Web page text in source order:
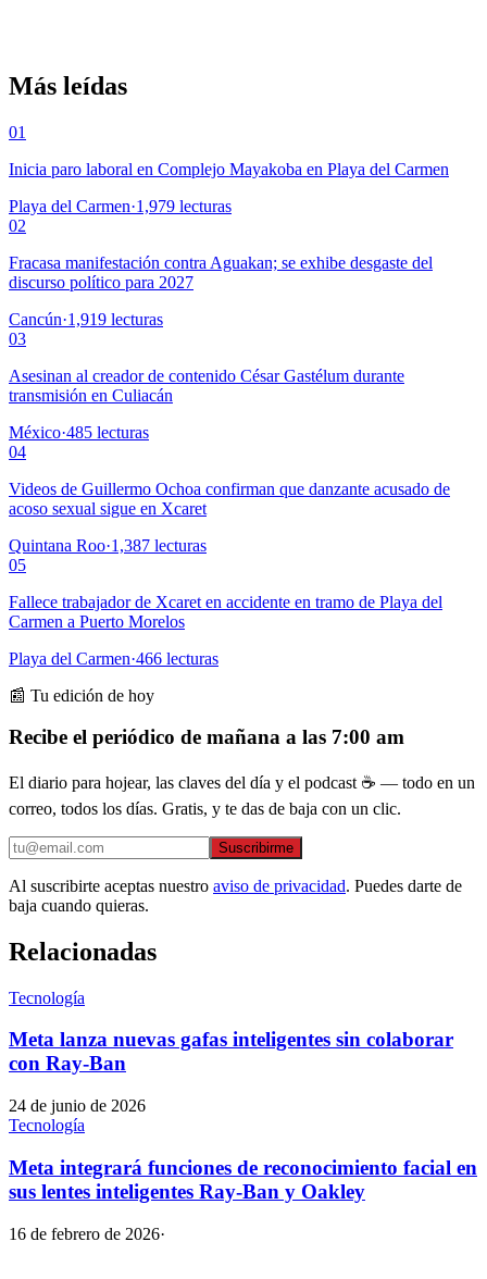
Más leídas
01
Inicia paro laboral en Complejo Mayakoba en Playa del Carmen
Playa del Carmen·1,979 lecturas
02
Fracasa manifestación contra Aguakan; se exhibe desgaste del
discurso político para 2027
Cancún·1,919 lecturas
03
Asesinan al creador de contenido César Gastélum durante
transmisión en Culiacán
México·485 lecturas
04
Videos de Guillermo Ochoa confirman que danzante acusado de
acoso sexual sigue en Xcaret
Quintana Roo·1,387 lecturas
05
Fallece trabajador de Xcaret en accidente en tramo de Playa del
Carmen a Puerto Morelos
Playa del Carmen·466 lecturas
📰 Tu edición de hoy
Recibe el periódico de mañana a las 7:00 am
El diario para hojear, las claves del día y el podcast ☕ — todo en un
correo, todos los días. Gratis, y te das de baja con un clic.
Suscribirme
Al suscribirte aceptas nuestro aviso de privacidad. Puedes darte de
baja cuando quieras.
Relacionadas
Tecnología
Meta lanza nuevas gafas inteligentes sin colaborar
con Ray-Ban
24 de junio de 2026
Tecnología
Meta integrará funciones de reconocimiento facial en
sus lentes inteligentes Ray-Ban y Oakley
16 de febrero de 2026·